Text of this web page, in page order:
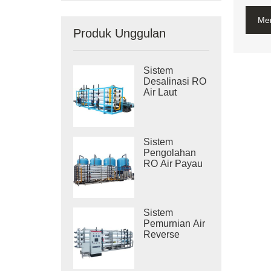
Produk Unggulan
Sistem
Desalinasi RO
Air Laut
Sistem
Pengolahan
RO Air Payau
Sistem
Pemurnian Air
Reverse